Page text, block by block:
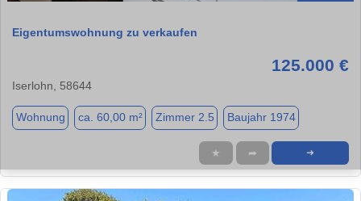
Eigentumswohnung zu verkaufen
125.000 €
Iserlohn, 58644
Wohnung ca. 60,00 m² Zimmer 2.5 Baujahr 1974
★ ➦ ➜